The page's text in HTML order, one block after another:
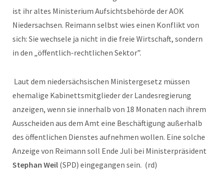
ist ihr altes Ministerium Aufsichtsbehörde der AOK
Niedersachsen. Reimann selbst wies einen Konflikt von
sich: Sie wechsele ja nicht in die freie Wirtschaft, sondern
in den „öffentlich-rechtlichen Sektor”.
Laut dem niedersächsischen Ministergesetz müssen
ehemalige Kabinettsmitglieder der Landesregierung
anzeigen, wenn sie innerhalb von 18 Monaten nach ihrem
Ausscheiden aus dem Amt eine Beschäftigung außerhalb
des öffentlichen Dienstes aufnehmen wollen. Eine solche
Anzeige von Reimann soll Ende Juli bei Ministerpräsident
Stephan Weil (SPD) eingegangen sein. (rd)